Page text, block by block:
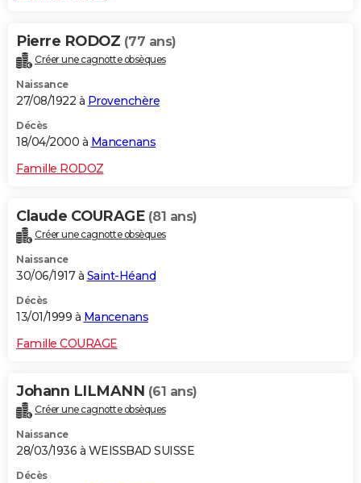
Pierre RODOZ (77 ans)
Créer une cagnotte obsèques
Naissance
27/08/1922 à Provenchère
Décès
18/04/2000 à Mancenans
Famille RODOZ
Claude COURAGE (81 ans)
Créer une cagnotte obsèques
Naissance
30/06/1917 à Saint-Héand
Décès
13/01/1999 à Mancenans
Famille COURAGE
Johann LILMANN (61 ans)
Créer une cagnotte obsèques
Naissance
28/03/1936 à WEISSBAD SUISSE
Décès